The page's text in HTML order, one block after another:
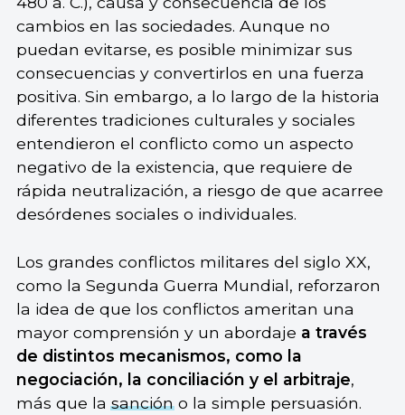
cambios en las sociedades. Aunque no
puedan evitarse, es posible minimizar sus
consecuencias y convertirlos en una fuerza
positiva. Sin embargo, a lo largo de la historia
diferentes tradiciones culturales y sociales
entendieron el conflicto como un aspecto
negativo de la existencia, que requiere de
rápida neutralización, a riesgo de que acarree
desórdenes sociales o individuales.
Los grandes conflictos militares del siglo XX,
como la Segunda Guerra Mundial, reforzaron
la idea de que los conflictos ameritan una
mayor comprensión y un abordaje a través
de distintos mecanismos, como la
negociación, la conciliación y el arbitraje,
más que lasancióno la simple persuasión.